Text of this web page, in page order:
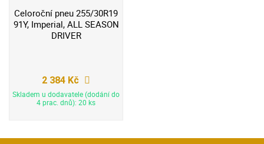
Celoroční pneu 255/30R19
91Y, Imperial, ALL SEASON
DRIVER
2 384 Kč
Skladem u dodavatele (dodání do
4 prac. dnů): 20 ks